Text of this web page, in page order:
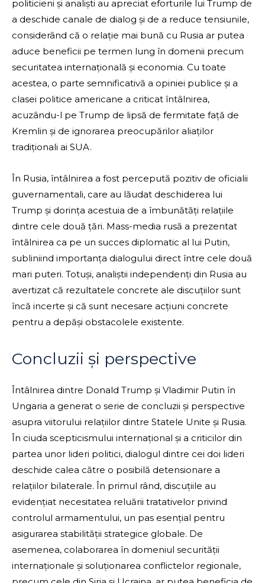
politicieni și analiști au apreciat eforturile lui Trump de
a deschide canale de dialog și de a reduce tensiunile,
considerând că o relație mai bună cu Rusia ar putea
aduce beneficii pe termen lung în domenii precum
securitatea internațională și economia. Cu toate
acestea, o parte semnificativă a opiniei publice și a
clasei politice americane a criticat întâlnirea,
acuzându-l pe Trump de lipsă de fermitate față de
Kremlin și de ignorarea preocupărilor aliaților
tradiționali ai SUA.
În Rusia, întâlnirea a fost percepută pozitiv de oficialii
guvernamentali, care au lăudat deschiderea lui
Trump și dorința acestuia de a îmbunătăți relațiile
dintre cele două țări. Mass-media rusă a prezentat
întâlnirea ca pe un succes diplomatic al lui Putin,
subliniind importanța dialogului direct între cele două
mari puteri. Totuși, analiștii independenți din Rusia au
avertizat că rezultatele concrete ale discuțiilor sunt
încă incerte și că sunt necesare acțiuni concrete
pentru a depăși obstacolele existente.
Concluzii și perspective
Întâlnirea dintre Donald Trump și Vladimir Putin în
Ungaria a generat o serie de concluzii și perspective
asupra viitorului relațiilor dintre Statele Unite și Rusia.
În ciuda scepticismului internațional și a criticilor din
partea unor lideri politici, dialogul dintre cei doi lideri
deschide calea către o posibilă detensionare a
relațiilor bilaterale. În primul rând, discuțiile au
evidențiat necesitatea reluării tratativelor privind
controlul armamentului, un pas esențial pentru
asigurarea stabilității strategice globale. De
asemenea, colaborarea în domeniul securității
internaționale și soluționarea conflictelor regionale,